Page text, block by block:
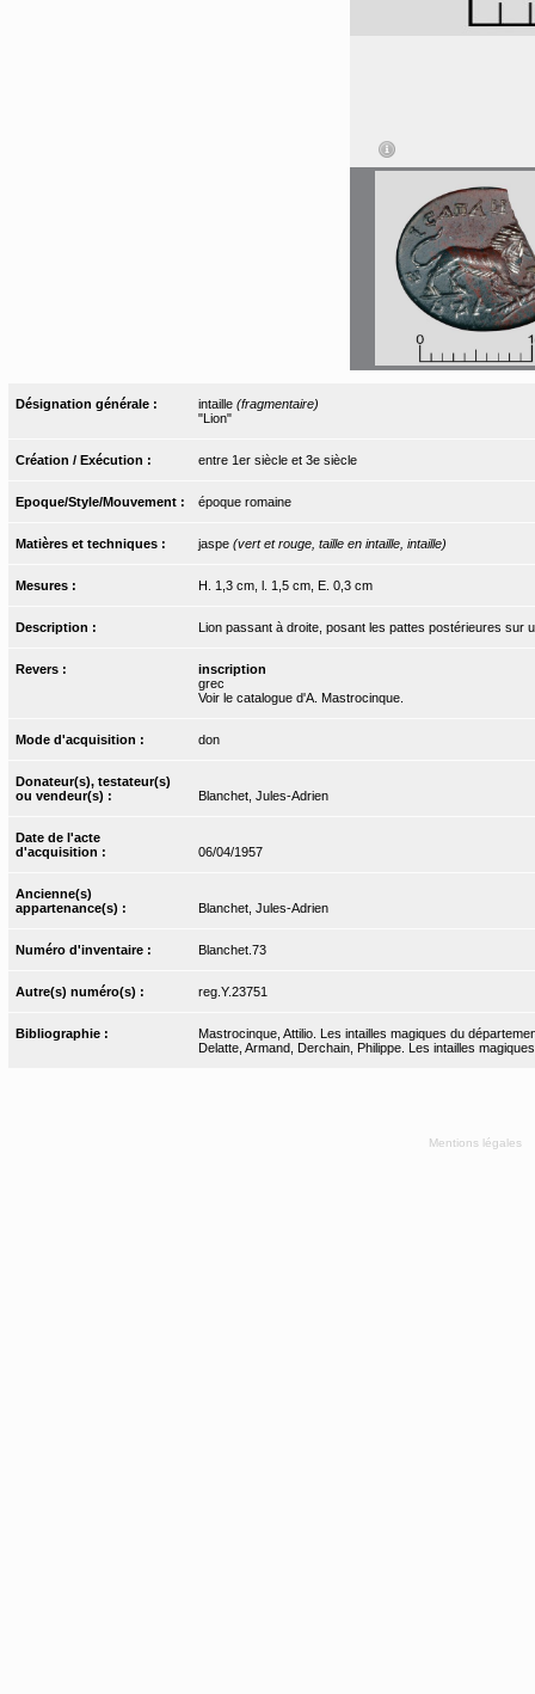
Désignation générale : intaille (fragmentaire)
"Lion"
Création / Exécution : entre 1er siècle et 3e siècle
Epoque/Style/Mouvement : époque romaine
Matières et techniques : jaspe (vert et rouge, taille en intaille, intaille)
Mesures : H. 1,3 cm, l. 1,5 cm, E. 0,3 cm
Description : Lion passant à droite, posant les pattes postérieures sur
Revers :
inscription
grec
Voir le catalogue d'A. Mastrocinque.
Mode d'acquisition : don
Donateur(s), testateur(s)
ou vendeur(s) :
Blanchet, Jules-Adrien
Date de l'acte
d'acquisition :
06/04/1957
Ancienne(s)
appartenance(s) :
Blanchet, Jules-Adrien
Numéro d'inventaire : Blanchet.73
Autre(s) numéro(s) : reg.Y.23751
Bibliographie :
Mastrocinque, Attilio. Les intailles magiques du
Delatte, Armand, Derchain, Philippe. Les intailles
Mentions légales